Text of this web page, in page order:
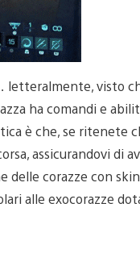
visto
ha comandi e
è che, se ritenete
assicurandovi di
delle corazze con
alle exocorazze